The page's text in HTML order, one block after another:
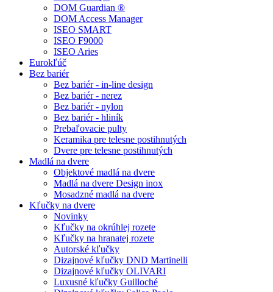
DOM Guardian ®
DOM Access Manager
ISEO SMART
ISEO F9000
ISEO Aries
Eurokľúč
Bez bariér
Bez bariér - in-line design
Bez bariér - nerez
Bez bariér - nylon
Bez bariér - hliník
Prebaľovacie pulty
Keramika pre telesne postihnutých
Dvere pre telesne postihnutých
Madlá na dvere
Objektové madlá na dvere
Madlá na dvere Design inox
Mosadzné madlá na dvere
Kľučky na dvere
Novinky
Kľučky na okrúhlej rozete
Kľučky na hranatej rozete
Autorské kľučky
Dizajnové kľučky DND Martinelli
Dizajnové kľučky OLIVARI
Luxusné kľučky Guilloché